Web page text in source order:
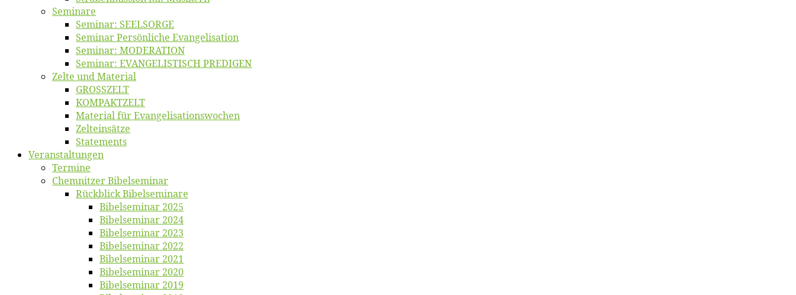
Se­mi­na­re
Se­mi­nar: SEELSORGE
Se­mi­nar Per­sön­li­che Evangelisation
Se­mi­nar: MODERATION
Se­mi­nar: EVANGELISTISCH PREDIGEN
Zel­te und Material
GROSSZELT
KOMPAKTZELT
Ma­te­ri­al für Evangelisationswochen
Zelt­ein­sät­ze
State­ments
Ver­an­stal­tun­gen
Ter­mi­ne
Chemnit­zer Bibelseminar
Rück­blick Bibelseminare
Bi­bel­se­mi­nar 2025
Bi­bel­se­mi­nar 2024
Bi­bel­se­mi­nar 2023
Bi­bel­se­mi­nar 2022
Bi­bel­se­mi­nar 2021
Bi­bel­se­mi­nar 2020
Bi­bel­se­mi­nar 2019